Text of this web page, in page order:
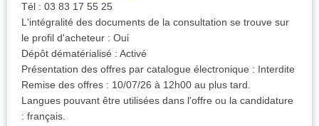
Tél : 03 83 17 55 25
L'intégralité des documents de la consultation se trouve sur
le profil d'acheteur : Oui
Dépôt dématérialisé : Activé
Présentation des offres par catalogue électronique : Interdite
Remise des offres : 10/07/26 à 12h00 au plus tard.
Langues pouvant être utilisées dans l'offre ou la candidature
: français.